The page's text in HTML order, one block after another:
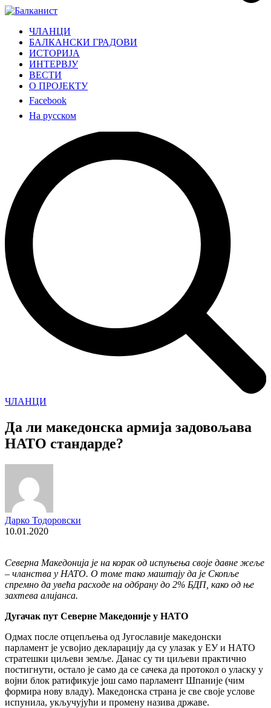
ЧЛАНЦИ
БАЛКАНСКИ ГРАДОВИ
ИСТОРИЈА
ИНТЕРВЈУ
ВЕСТИ
О ПРОЈЕКТУ
Facebook
На русском
ЧЛАНЦИ
Да ли македонска армија задовољава
НАТО стандарде?
Дарко Тодоровски
10.01.2020
Северна Македонија је на корак од испуњења своје давне жеље
– чланства у НАТО. О томе тако маштају да је Скопље
спремно да увећа расходе на одбрану до 2% БДП, како од ње
захтева алијанса.
Дугачак пут Северне Македоније у НАТО
Одмах после отцепљења од Југославије македонски
парламент је усвојио декларацију да су улазак у ЕУ и НАТО
стратешки циљеви земље. Данас су ти циљеви практично
постигнути, остало је само да се сачека да протокол о уласку у
војни блок ратификује још само парламент Шпаније (чим
формира нову владу). Македонска страна је све своје услове
испунила, укључујући и промену назива државе.